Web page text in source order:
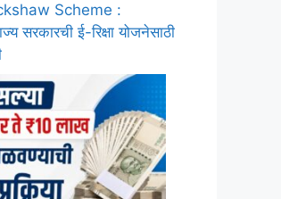
Scheme :
सरकारची ई-रिक्षा योजनेसाठी